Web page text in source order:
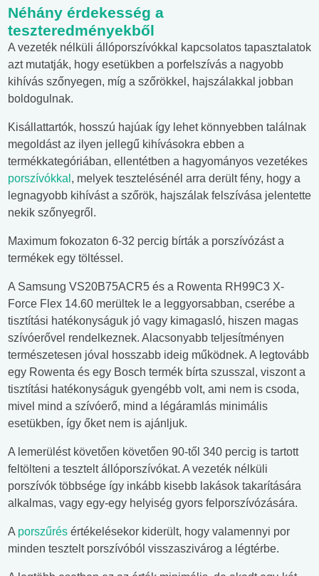
Néhány érdekesség a
teszteredményekből
A vezeték nélküli állóporszívókkal kapcsolatos tapasztalatok
azt mutatják, hogy esetükben a porfelszívás a nagyobb
kihívás szőnyegen, míg a szőrökkel, hajszálakkal jobban
boldogulnak.
Kisállattartók, hosszú hajúak így lehet könnyebben találnak
megoldást az ilyen jellegű kihívásokra ebben a
termékkategóriában, ellentétben a hagyományos vezetékes
porszívókkal , melyek tesztelésénél arra derült fény, hogy a
legnagyobb kihívást a szőrök, hajszálak felszívása jelentette
nekik szőnyegről.
Maximum fokozaton 6-32 percig bírták a porszívózást a
termékek egy töltéssel.
A Samsung VS20B75ACR5 és a Rowenta RH99C3 X-
Force Flex 14.60 merültek le a leggyorsabban, cserébe a
tisztítási hatékonyságuk jó vagy kimagasló, hiszen magas
szívóerővel rendelkeznek. Alacsonyabb teljesítményen
természetesen jóval hosszabb ideig működnek. A legtovább
egy Rowenta és egy Bosch termék bírta szusszal, viszont a
tisztítási hatékonyságuk gyengébb volt, ami nem is csoda,
mivel mind a szívóerő, mind a légáramlás minimális
esetükben, így őket nem is ajánljuk.
A lemerülést követően követően 90-től 340 percig is tartott
feltölteni a tesztelt állóporszívókat. A vezeték nélküli
porszívók többsége így inkább kisebb lakások takarítására
alkalmas, vagy egy-egy helyiség gyors felporszívózására.
A porszűrés értékelésekor kiderült, hogy valamennyi por
minden tesztelt porszívóból visszaszivárog a légtérbe.